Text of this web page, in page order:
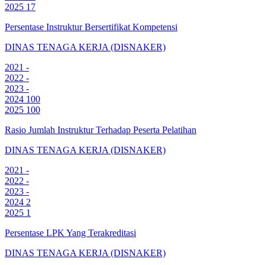
2025 17
Persentase Instruktur Bersertifikat Kompetensi
DINAS TENAGA KERJA (DISNAKER)
2021 -
2022 -
2023 -
2024 100
2025 100
Rasio Jumlah Instruktur Terhadap Peserta Pelatihan
DINAS TENAGA KERJA (DISNAKER)
2021 -
2022 -
2023 -
2024 2
2025 1
Persentase LPK Yang Terakreditasi
DINAS TENAGA KERJA (DISNAKER)